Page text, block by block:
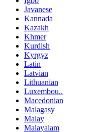
Javanese
Kannada
Kazakh
Khmer
Kurdish
Kyrgyz
Latin
Latvian
Lithuanian
Luxembou..
Macedonian
Malagasy
Malay
Malayalam